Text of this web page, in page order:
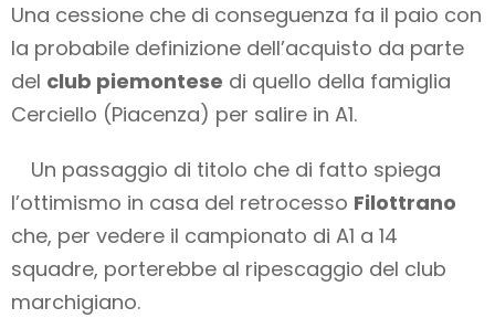
Una cessione che di conseguenza fa il paio con
la probabile definizione dell’acquisto da parte
del club piemontese di quello della famiglia
Cerciello (Piacenza) per salire in A1.
Un passaggio di titolo che di fatto spiega
l’ottimismo in casa del retrocesso Filottrano
che, per vedere il campionato di A1 a 14
squadre, porterebbe al ripescaggio del club
marchigiano.